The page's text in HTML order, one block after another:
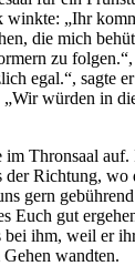
„Ihr
die mich
zu
egal.“,
würden in
Thronsaal
Richtung,
gern
Euch gut
bei ihm, weil
wandten.